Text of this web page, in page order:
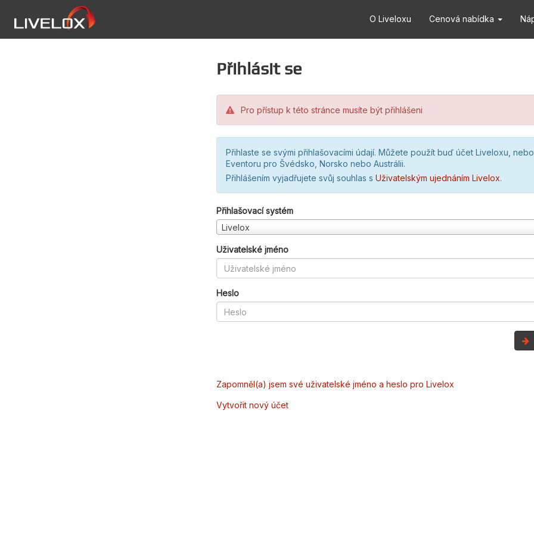
O Liveloxu Cenová nabídka
Přihlásit se
Pro přístup k této stránce musíte být přihlášeni
Přihlaste se svými přihlašovacími údají. Můžete použít buď účet Liveloxu,
Eventoru pro Švédsko, Norsko nebo Austrálii.
Přihlášením vyjadřujete svůj souhlas s Uživatelským ujednáním Livelox.
Přihlašovací systém
Livelox
Uživatelské jméno
Heslo
Zapomněl(a) jsem své uživatelské jméno a heslo pro Livelox
Vytvořit nový účet